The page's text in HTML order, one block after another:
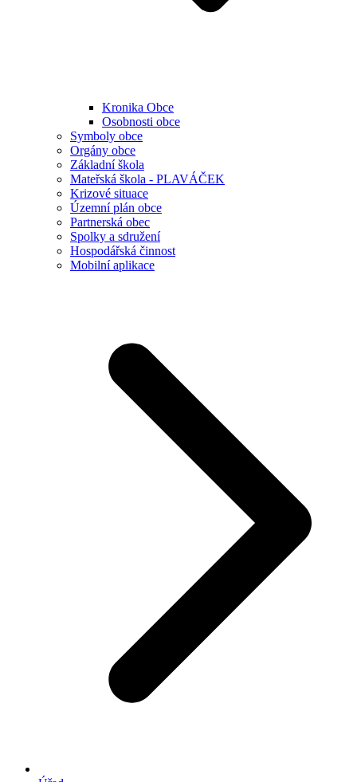
Kronika Obce
Osobnosti obce
Symboly obce
Orgány obce
Základní škola
Mateřská škola - PLAVÁČEK
Krizové situace
Územní plán obce
Partnerská obec
Spolky a sdružení
Hospodářská činnost
Mobilní aplikace